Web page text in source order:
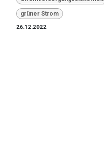
grüner Strom
26.12.2022